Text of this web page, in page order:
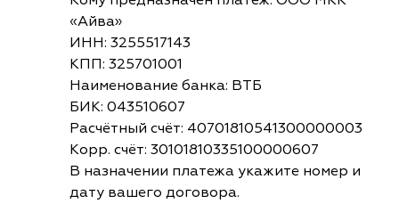
«Айва»
ИНН: 3255517143
КПП: 325701001
Наименование банка: ВТБ
БИК: 043510607
Расчётный счёт: 40701810541300000003
Корр. счёт: 30101810335100000607
В назначении платежа укажите номер и
дату вашего договора.